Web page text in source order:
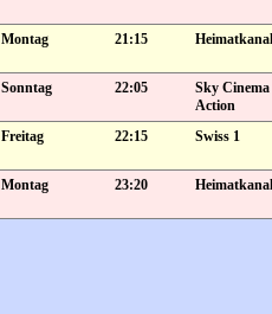
Montag 21:15 Heimatkanal
Sonntag 22:05
Sky Cinema
Action
Freitag 22:15 Swiss 1
Montag 23:20 Heimatkanal